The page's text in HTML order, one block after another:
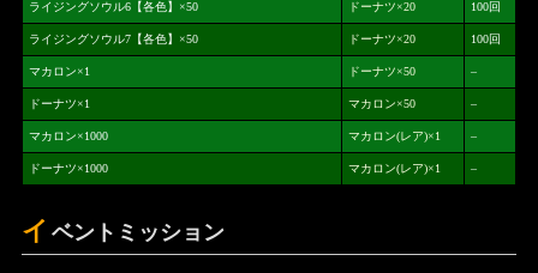
ライジングソウル6【各色】×50 ドーナツ×20 100回
ライジングソウル7【各色】×50 ドーナツ×20 100回
マカロン×1 ドーナツ×50 –
ドーナツ×1 マカロン×50 –
マカロン×1000 マカロン(レア)×1 –
ドーナツ×1000 マカロン(レア)×1 –
イ ベントミッション